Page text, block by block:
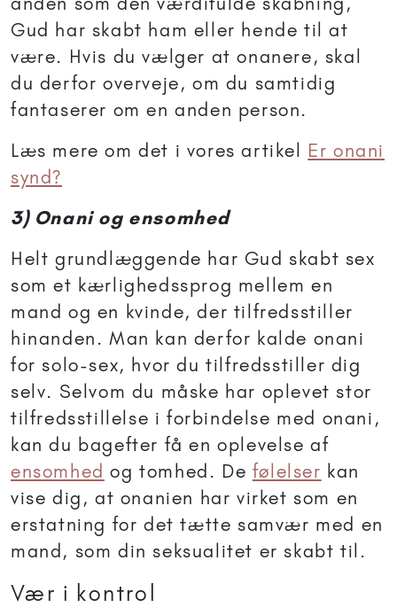
Gud har skabt ham eller hende til at
være. Hvis du vælger at onanere, skal
du derfor overveje, om du samtidig
fantaserer om en anden person.
Læs mere om det i vores artikel Er onani
synd?
3) Onani og ensomhed
Helt grundlæggende har Gud skabt sex
som et kærlighedssprog mellem en
mand og en kvinde, der tilfredsstiller
hinanden. Man kan derfor kalde onani
for solo-sex, hvor du tilfredsstiller dig
selv. Selvom du måske har oplevet stor
tilfredsstillelse i forbindelse med onani,
kan du bagefter få en oplevelse af
ensomhed og tomhed. De følelser kan
vise dig, at onanien har virket som en
erstatning for det tætte samvær med en
mand, som din seksualitet er skabt til.
Vær i kontrol